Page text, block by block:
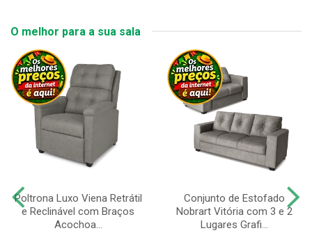
O melhor para a sua sala
Poltrona Luxo Viena Retrátil
e Reclinável com Braços
Acochoa...
Conjunto de Estofado
Nobrart Vitória com 3 e 2
Lugares Grafi...